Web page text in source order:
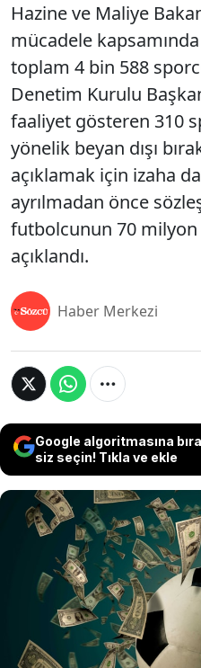
Hazine ve Maliye
mücadele
toplam 4 bin 588
Denetim Kurulu
faaliyet gösteren 310
yönelik beyan dışı
açıklamak için izaha
ayrılmadan önce
futbolcunun 70
açıklandı.
Haber Merkezi
Google algoritmasına
siz seçin! Tıkla ve ekle
Hazine ve Maliye
kapsamında
sporcuyu takibe
Başkanlığı çeşitli
sporcuyu 2024 yılına
ücret gelirlerini
Ülkeden ayrılmadan